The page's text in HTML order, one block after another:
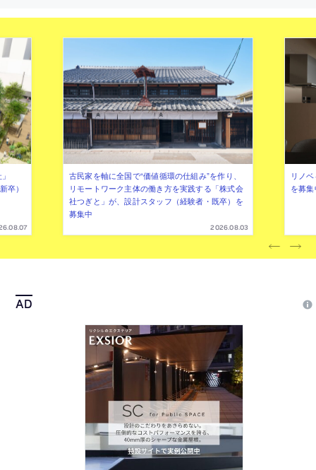
構築
で空間に広がりも生み出す
卒）
古民家を軸に全国で“価値循環の仕組み”を作り、
リモートワーク主体の働き方を実践する「株式会
社つぎと」が、設計スタッフ（経験者・既卒）を
募集中
2026.08.03
リノ
を募